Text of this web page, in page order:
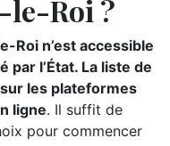
le-Roi ?
Roi n’est accessible
par l’État. La liste de
les plateformes
ligne. Il suffit de
pour commencer